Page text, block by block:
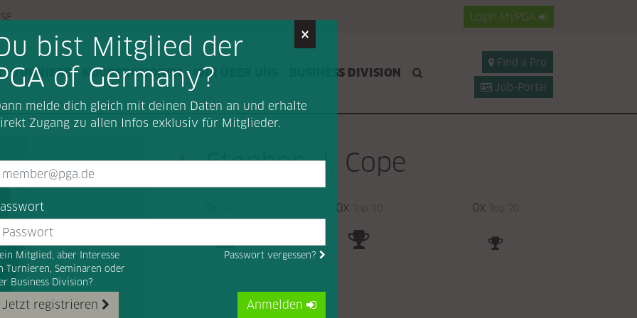
Login MyPGA
TURNIERE KOOPERATIONEN WIR ÜBER UNS BUSINESS DIVISION
Find a Pro
Job-Portal
Stephen J. Cope
0x Top 10 0x Top 20
×
bist Mitglied der
of Germany?
melde dich gleich mit deinen Daten an und erhalte
Zugang zu allen Infos exklusiv für Mitglieder.
Mitglied, aber Interesse
Turnieren, Seminaren oder
Business Division?
Passwort vergessen?
Jetzt registrieren Anmelden